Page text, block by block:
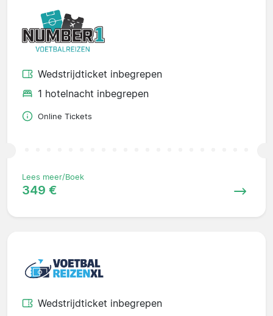
Wedstrijdticket inbegrepen
1 hotelnacht inbegrepen
Online Tickets
Lees meer/Boek
349 €
Wedstrijdticket inbegrepen